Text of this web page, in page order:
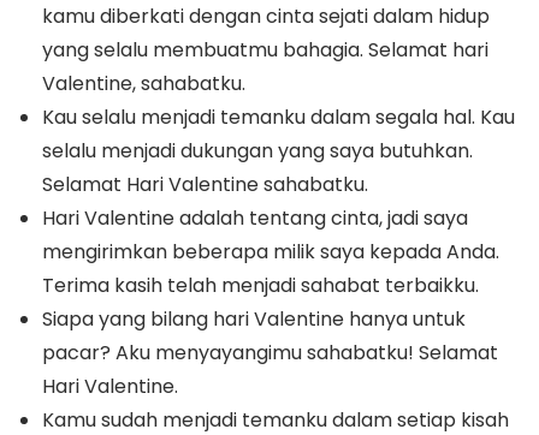
kamu diberkati dengan cinta sejati dalam hidup
yang selalu membuatmu bahagia. Selamat hari
Valentine, sahabatku.
Kau selalu menjadi temanku dalam segala hal. Kau
selalu menjadi dukungan yang saya butuhkan.
Selamat Hari Valentine sahabatku.
Hari Valentine adalah tentang cinta, jadi saya
mengirimkan beberapa milik saya kepada Anda.
Terima kasih telah menjadi sahabat terbaikku.
Siapa yang bilang hari Valentine hanya untuk
pacar? Aku menyayangimu sahabatku! Selamat
Hari Valentine.
Kamu sudah menjadi temanku dalam setiap kisah